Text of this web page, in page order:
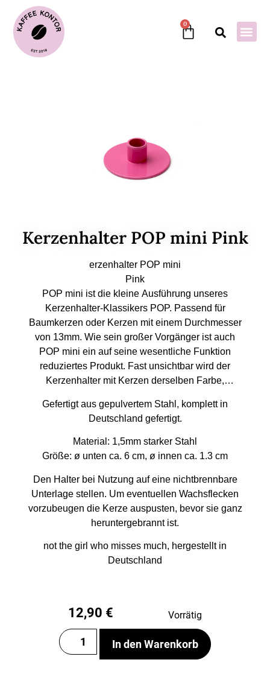
0
Kerzenhalter POP mini Pink
erzenhalter POP mini
Pink
POP mini ist die kleine Ausführung unseres
Kerzenhalter-Klassikers POP. Passend für
Baumkerzen oder Kerzen mit einem Durchmesser
von 13mm. Wie sein großer Vorgänger ist auch
POP mini ein auf seine wesentliche Funktion
reduziertes Produkt. Fast unsichtbar wird der
Kerzenhalter mit Kerzen derselben Farbe,
andersfarbigen Kerzen. Je nachdem, wonach
euch gerade der Sinn steht. Natürlich lässt er sich
hervorragend mit anderen Farben und Größen
kombinieren.
Gefertigt aus gepulvertem Stahl, komplett in
Deutschland gefertigt.
Material: 1,5mm starker Stahl
Größe: ø unten ca. 6 cm, ø innen ca. 1.3 cm
Den Halter bei Nutzung auf eine nichtbrennbare
Unterlage stellen. Um eventuellen Wachsflecken
vorzubeugen die Kerze auspusten, bevor sie ganz
heruntergebrannt ist.
not the girl who misses much, hergestellt in
Deutschland
12,90 € Vorrätig
In den Warenkorb